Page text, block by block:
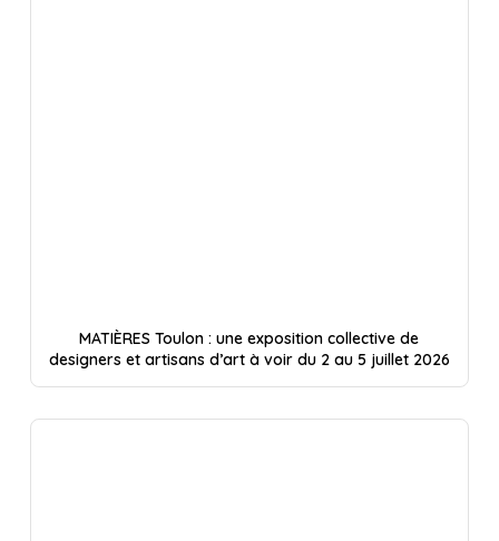
MATIÈRES Toulon : une exposition collective de
designers et artisans d’art à voir du 2 au 5 juillet 2026